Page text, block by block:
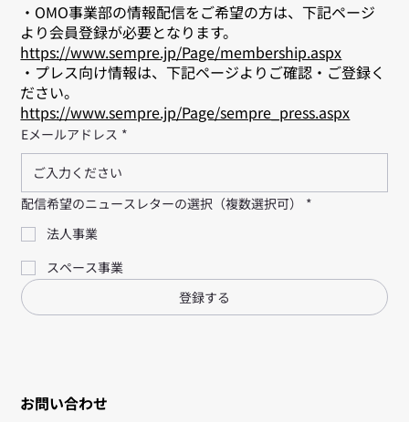
・OMO事業部の情報配信をご希望の方は、下記ページ
より会員登録が必要となります。
https://www.sempre.jp/Page/membership.aspx
・プレス向け情報は、下記ページよりご確認・ご登録く
ださい。
https://www.sempre.jp/Page/sempre_press.aspx
Eメールアドレス *
配信希望のニュースレターの選択（複数選択可）
*
法人事業
スペース事業
登録する
お問い合わせ